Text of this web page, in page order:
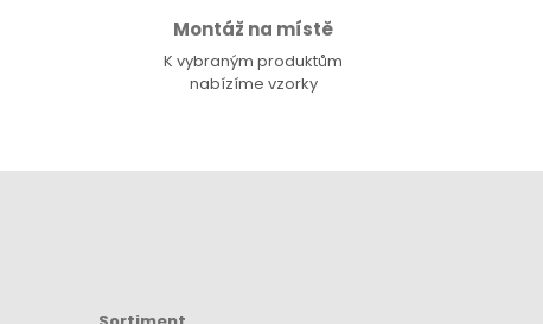
Montáž na místě
K vybraným produktům
nabízíme vzorky